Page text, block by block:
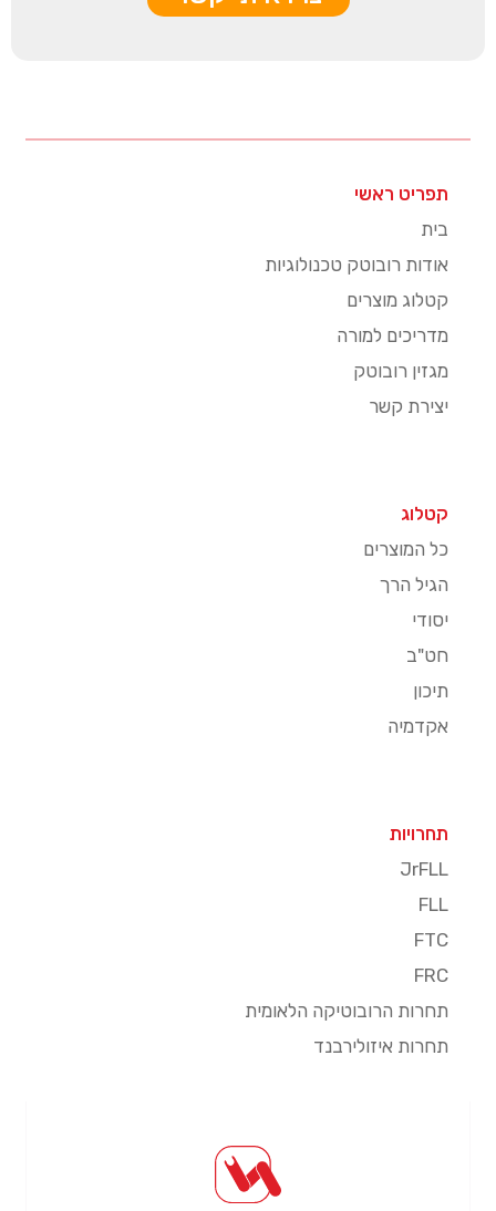
תפריט ראשי
בית
אודות רובוטק טכנולוגיות
קטלוג מוצרים
מדריכים למורה
מגזין רובוטק
יצירת קשר
קטלוג
כל המוצרים
הגיל הרך
יסודי
חט"ב
תיכון
אקדמיה
תחרויות
JrFLL
FLL
FTC
FRC
תחרות הרובוטיקה הלאומית
תחרות איזולירבנד